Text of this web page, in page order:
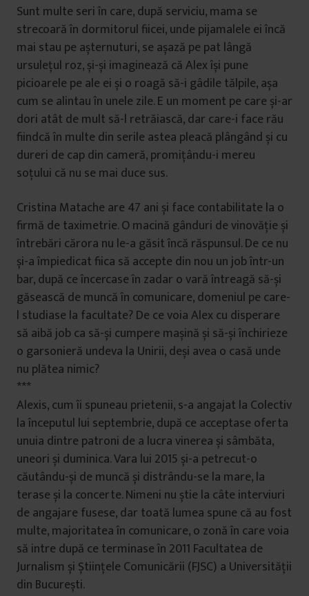
Sunt multe seri în care, după serviciu, mama se
strecoară în dormitorul fiicei, unde pijamalele ei încă
mai stau pe așternuturi, se așază pe pat lângă
ursulețul roz, și-și imaginează că Alex își pune
picioarele pe ale ei și o roagă să-i gâdile tălpile, așa
cum se alintau în unele zile. E un moment pe care și-ar
dori atât de mult să-l retrăiască, dar care-i face rău
fiindcă în multe din serile astea pleacă plângând și cu
dureri de cap din cameră, promițându-i mereu
soțului că nu se mai duce sus.
Cristina Matache are 47 ani și face contabilitate la o
firmă de taximetrie. O macină gânduri de vinovăție și
întrebări cărora nu le-a găsit încă răspunsul. De ce nu
și-a împiedicat fiica să accepte din nou un job într-un
bar, după ce încercase în zadar o vară întreagă să-și
găsească de muncă în comunicare, domeniul pe care-
l studiase la facultate? De ce voia Alex cu disperare
să aibă job ca să-și cumpere mașină și să-și închirieze
o garsonieră undeva la Unirii, deși avea o casă unde
nu plătea nimic?
***
Alexis, cum îi spuneau prietenii, s-a angajat la Colectiv
la începutul lui septembrie, după ce acceptase oferta
unuia dintre patroni de a lucra vinerea și sâmbăta,
uneori și duminica. Vara lui 2015 și-a petrecut-o
căutându-și de muncă și distrându-se la mare, la
terase și la concerte. Nimeni nu știe la câte interviuri
de angajare fusese, dar toată lumea spune că au fost
multe, majoritatea în comunicare, o zonă în care voia
să intre după ce terminase în 2011 Facultatea de
Jurnalism și Științele Comunicării (FJSC) a Universității
din București.